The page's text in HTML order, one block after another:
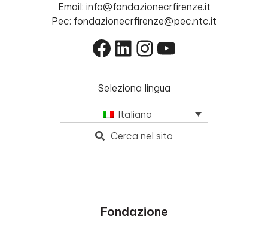
Email: info@fondazionecrfirenze.it
Pec: fondazionecrfirenze@pec.ntc.it
Facebook
LinkedIn
Instagram
YouTube
Seleziona lingua
Italiano
Cerca nel sito
Fondazione